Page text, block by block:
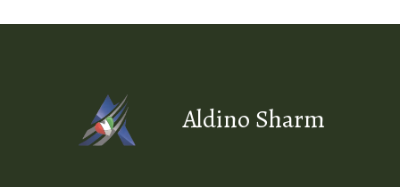
Aldino Sharm